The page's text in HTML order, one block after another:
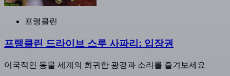
프랭클린
프랭클린 드라이브 스루 사파리: 입장권
이국적인 동물 세계의 희귀한 광경과 소리를 즐겨보세요